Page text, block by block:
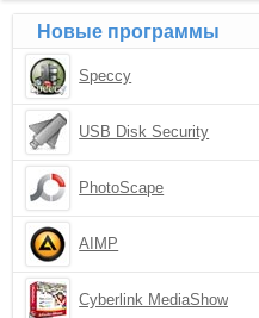
Новые программы
Speccy
USB Disk Security
PhotoScape
AIMP
Cyberlink MediaShow